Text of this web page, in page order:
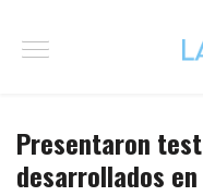
Presentaron
desarrollados